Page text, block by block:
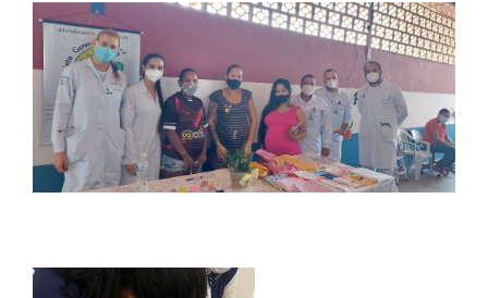
IMPRENSA
TRABALHE CONOSCO
OUVIDORIA